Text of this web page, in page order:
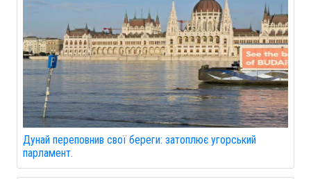
Дунай переповнив свої береги: затоплює угорський
парламент.